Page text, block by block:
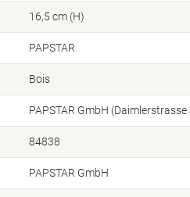
16,5 cm (H)
PAPSTAR
Bois
PAPSTAR GmbH
84838
PAPSTAR GmbH